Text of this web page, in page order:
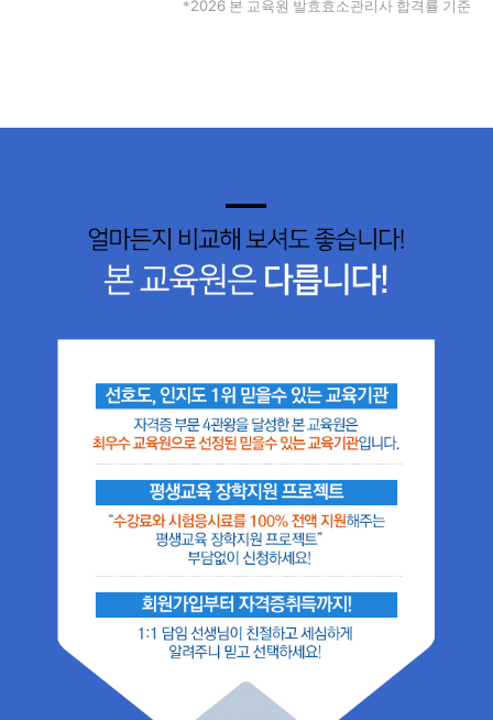
*2026 본 교육원 발효효소관리사 합격률 기준